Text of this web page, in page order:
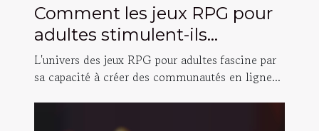
Comment les jeux RPG pour
adultes stimulent-ils
l'interaction sociale en ligne ?
L'univers des jeux RPG pour adultes fascine par
sa capacité à créer des communautés en ligne...